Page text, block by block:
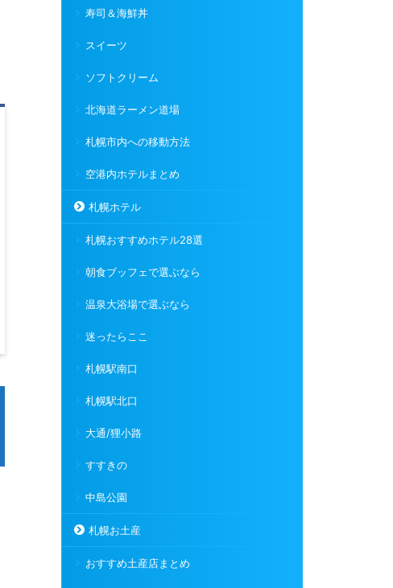
寿司＆海鮮丼
スイーツ
ソフトクリーム
北海道ラーメン道場
札幌市内への移動方法
空港内ホテルまとめ
札幌ホテル
札幌おすすめホテル28選
朝食ブッフェで選ぶなら
温泉大浴場で選ぶなら
迷ったらここ
札幌駅南口
札幌駅北口
大通/狸小路
すすきの
中島公園
札幌お土産
おすすめ土産店まとめ